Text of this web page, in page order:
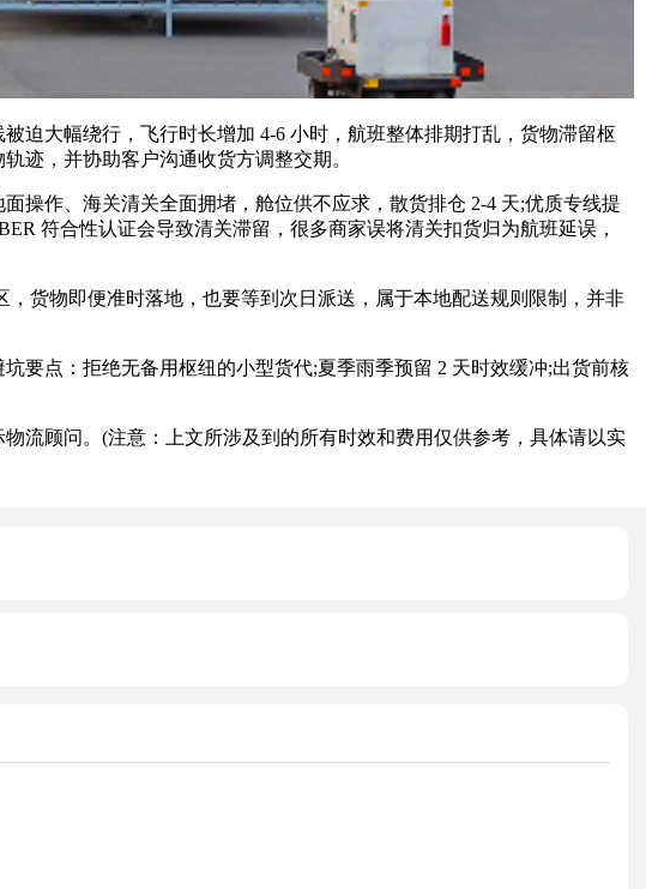
大幅绕行，飞行时长增加 4-6 小时，航班整体排期打乱，货物滞留枢
迹，并协助客户沟通收货方调整交期。
作、海关清关全面拥堵，舱位供不应求，散货排仓 2-4 天;优质专线提
符合性认证会导致清关滞留，很多商家误将清关扣货归为航班延误，
货物即便准时落地，也要等到次日派送，属于本地配送规则限制，并非
点：拒绝无备用枢纽的小型货代;夏季雨季预留 2 天时效缓冲;出货前核
顾问。(注意：上文所涉及到的所有时效和费用仅供参考，具体请以实